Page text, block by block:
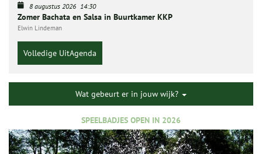
8 augustus 2026 14:30
Zomer Bachata en Salsa in Buurtkamer KKP
Elwin Lindeman
Volledige UitAgenda
Wat gebeurt er in jouw wijk?
SPEELBADJES OPEN IN 2026